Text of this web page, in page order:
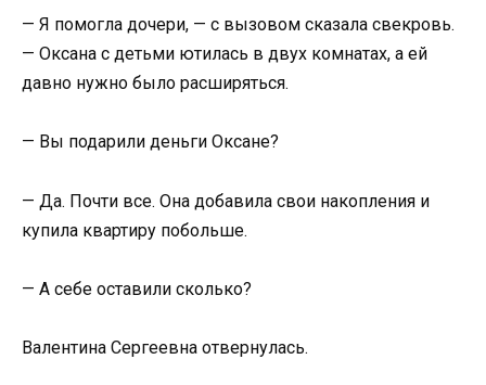
— Я помогла дочери, — с вызовом сказала свекровь.
— Оксана с детьми ютилась в двух комнатах, а ей
давно нужно было расширяться.
— Вы подарили деньги Оксане?
— Да. Почти все. Она добавила свои накопления и
купила квартиру побольше.
— А себе оставили сколько?
Валентина Сергеевна отвернулась.